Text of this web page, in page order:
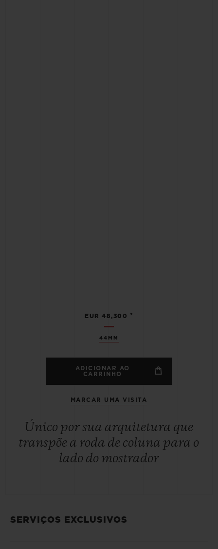
44MM
EUR 48,300 •
ADICIONAR AO
CARRINHO
MARCAR UMA VISITA
Único por sua arquitetura que
transpõe a roda de coluna para o
lado do mostrador
SERVIÇOS EXCLUSIVOS